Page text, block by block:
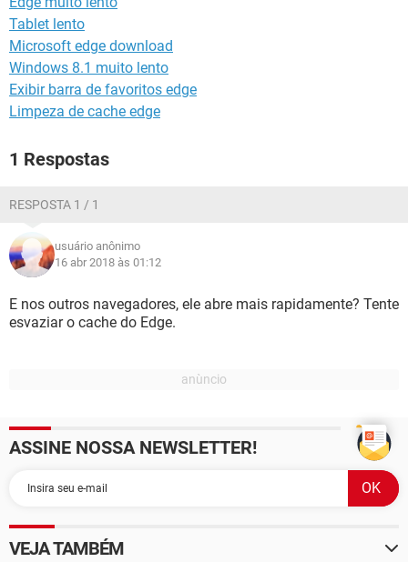
GUIA DE COMPRAS
Tablet lento
Microsoft edge download
Windows 8.1 muito lento
Exibir barra de favoritos edge
Limpeza de cache edge
1 Respostas
RESPOSTA 1 / 1
usuário anônimo
16 abr 2018 às 01:12
E nos outros navegadores, ele abre mais rapidamente? Tente
esvaziar o cache do Edge.
ASSINE NOSSA NEWSLETTER!
VEJA TAMBÉM